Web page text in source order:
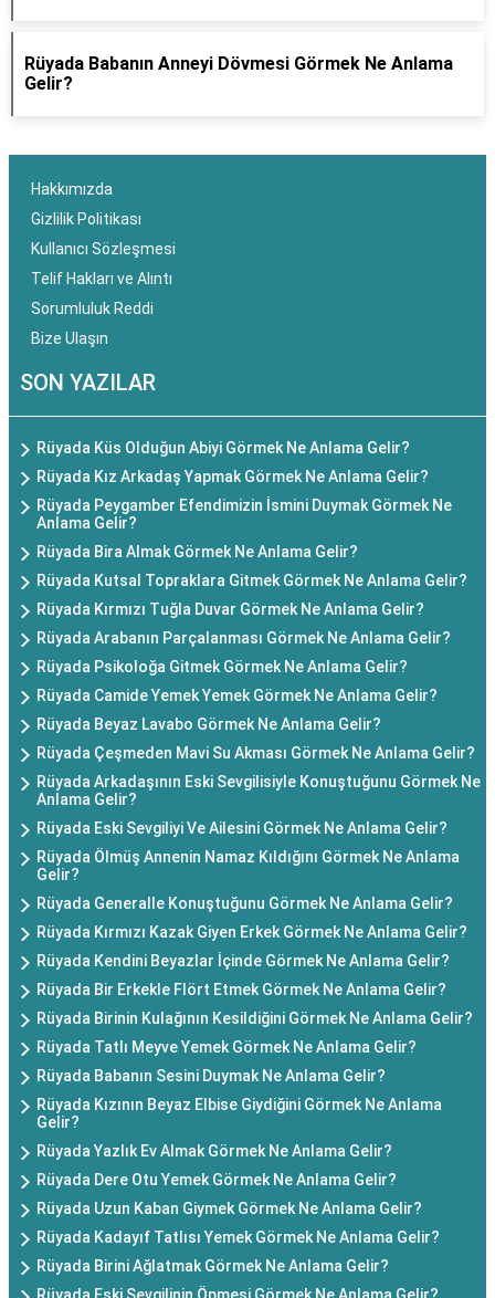
Rüyada Babanın Anneyi Dövmesi Görmek Ne Anlama
Gelir?
Hakkımızda
Gizlilik Politikası
Kullanıcı Sözleşmesi
Telif Hakları ve Alıntı
Sorumluluk Reddi
Bize Ulaşın
SON YAZILAR
Rüyada Küs Olduğun Abiyi Görmek Ne Anlama Gelir?
Rüyada Kız Arkadaş Yapmak Görmek Ne Anlama Gelir?
Rüyada Peygamber Efendimizin İsmini Duymak Görmek Ne
Anlama Gelir?
Rüyada Bira Almak Görmek Ne Anlama Gelir?
Rüyada Kutsal Topraklara Gitmek Görmek Ne Anlama Gelir?
Rüyada Kırmızı Tuğla Duvar Görmek Ne Anlama Gelir?
Rüyada Arabanın Parçalanması Görmek Ne Anlama Gelir?
Rüyada Psikoloğa Gitmek Görmek Ne Anlama Gelir?
Rüyada Camide Yemek Yemek Görmek Ne Anlama Gelir?
Rüyada Beyaz Lavabo Görmek Ne Anlama Gelir?
Rüyada Çeşmeden Mavi Su Akması Görmek Ne Anlama Gelir?
Rüyada Arkadaşının Eski Sevgilisiyle Konuştuğunu Görmek Ne
Anlama Gelir?
Rüyada Eski Sevgiliyi Ve Ailesini Görmek Ne Anlama Gelir?
Rüyada Ölmüş Annenin Namaz Kıldığını Görmek Ne Anlama
Gelir?
Rüyada Generalle Konuştuğunu Görmek Ne Anlama Gelir?
Rüyada Kırmızı Kazak Giyen Erkek Görmek Ne Anlama Gelir?
Rüyada Kendini Beyazlar İçinde Görmek Ne Anlama Gelir?
Rüyada Bir Erkekle Flört Etmek Görmek Ne Anlama Gelir?
Rüyada Birinin Kulağının Kesildiğini Görmek Ne Anlama Gelir?
Rüyada Tatlı Meyve Yemek Görmek Ne Anlama Gelir?
Rüyada Babanın Sesini Duymak Ne Anlama Gelir?
Rüyada Kızının Beyaz Elbise Giydiğini Görmek Ne Anlama
Gelir?
Rüyada Yazlık Ev Almak Görmek Ne Anlama Gelir?
Rüyada Dere Otu Yemek Görmek Ne Anlama Gelir?
Rüyada Uzun Kaban Giymek Görmek Ne Anlama Gelir?
Rüyada Kadayıf Tatlısı Yemek Görmek Ne Anlama Gelir?
Rüyada Birini Ağlatmak Görmek Ne Anlama Gelir?